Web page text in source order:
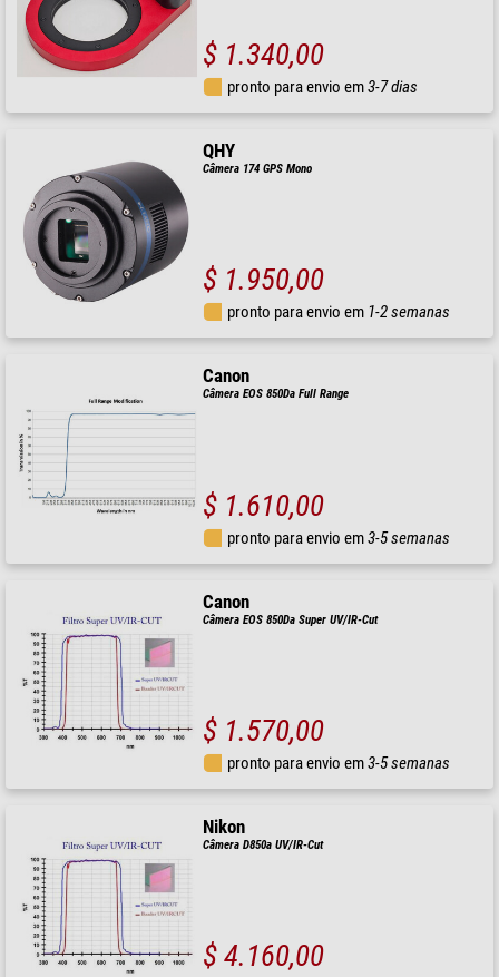
$ 1.340,00
pronto para envio em3-7 dias
QHY
Câmera 174 GPS Mono
$ 1.950,00
pronto para envio em 1-2 semanas
Canon
Câmera EOS 850Da Full Range
$ 1.610,00
pronto para envio em3-5 semanas
Canon
Câmera EOS 850Da Super UV/IR-Cut
$ 1.570,00
pronto para envio em3-5 semanas
Nikon
Câmera D850a UV/IR-Cut
$ 4.160,00